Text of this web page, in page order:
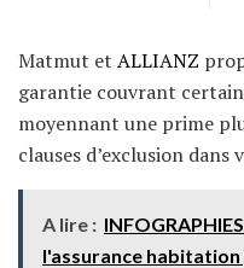
Matmut et ALLIANZ
garantie couvrant
moyennant une prime
clauses d’exclusion
A lire :
l'assurance